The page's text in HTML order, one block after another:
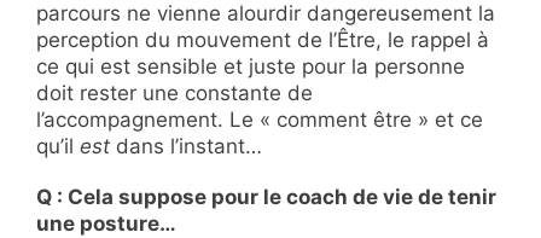
parcours ne vienne alourdir dangereusement la
perception du mouvement de l’Être, le rappel à
ce qui est sensible et juste pour la personne
doit rester une constante de
l’accompagnement. Le « comment être » et ce
qu’il est dans l’instant…
Q : Cela suppose pour le coach de vie de tenir
une posture…